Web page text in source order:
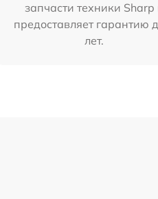
запчасти техники Sharp
предоставляет гарантию
лет.